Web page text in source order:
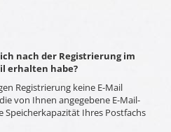
nach der Registrierung im
erhalten habe?
Registrierung keine E-Mail
von Ihnen angegebene E-Mail-
Speicherkapazität Ihres Postfachs